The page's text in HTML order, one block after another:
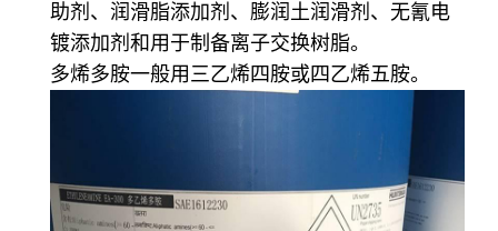
助剂、润滑脂添加剂、膨润土润滑剂、无氰电
镀添加剂和用于制备离子交换树脂。
多烯多胺一般用三乙烯四胺或四乙烯五胺。